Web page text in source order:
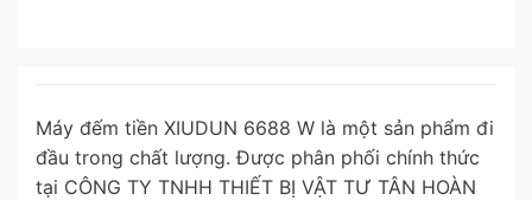
Máy đếm tiền XIUDUN 6688 W là một sản phẩm đi
đầu trong chất lượng. Được phân phối chính thức
tại CÔNG TY TNHH THIẾT BỊ VẬT TƯ TÂN HOÀN